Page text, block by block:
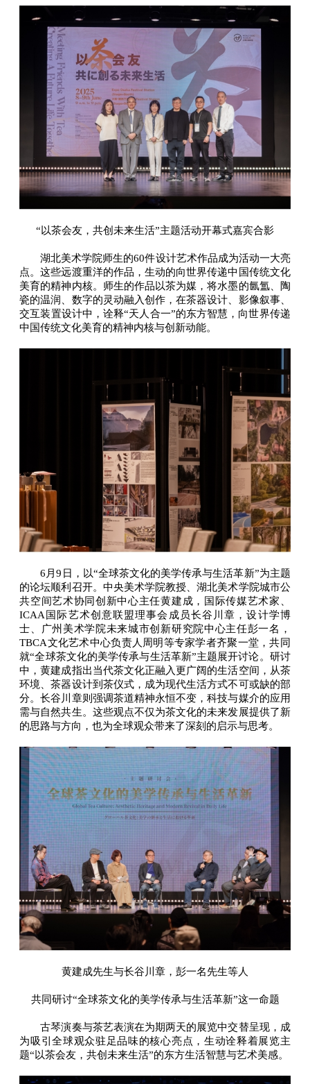
“以茶会友，共创未来生活”主题活动开幕式嘉宾合影
湖北美术学院师生的60件设计艺术作品成为活动一大亮
点。这些远渡重洋的作品，生动的向世界传递中国传统文化
美育的精神内核。师生的作品以茶为媒，将水墨的氤氲、陶
瓷的温润、数字的灵动融入创作，在茶器设计、影像叙事、
交互装置设计中，诠释“天人合一”的东方智慧，向世界传递
中国传统文化美育的精神内核与创新动能。
6月9日，以“全球茶文化的美学传承与生活革新”为主题
的论坛顺利召开。中央美术学院教授、湖北美术学院城市公
共空间艺术协同创新中心主任黄建成，国际传媒艺术家、
ICAA国际艺术创意联盟理事会成员长谷川章，设计学博
士、广州美术学院未来城市创新研究院中心主任彭一名，
TBCA文化艺术中心负责人周明等专家学者齐聚一堂，共同
就“全球茶文化的美学传承与生活革新”主题展开讨论。研讨
中，黄建成指出当代茶文化正融入更广阔的生活空间，从茶
环境、茶器设计到茶仪式，成为现代生活方式不可或缺的部
分。长谷川章则强调茶道精神永恒不变，科技与媒介的应用
需与自然共生。这些观点不仅为茶文化的未来发展提供了新
的思路与方向，也为全球观众带来了深刻的启示与思考。
黄建成先生与长谷川章，彭一名先生等人
共同研讨“全球茶文化的美学传承与生活革新”这一命题
古琴演奏与茶艺表演在为期两天的展览中交替呈现，成
为吸引全球观众驻足品味的核心亮点，生动诠释着展览主
题“以茶会友，共创未来生活”的东方生活智慧与艺术美感。